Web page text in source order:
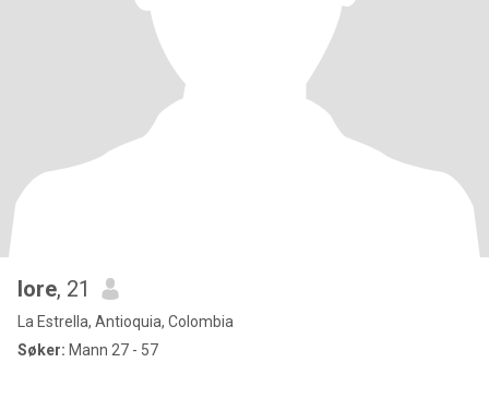
lore, 21
La Estrella, Antioquia, Colombia
Søker: Mann 27 - 57